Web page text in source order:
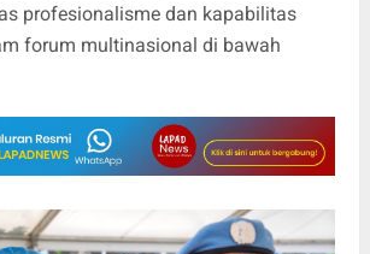
profesionalisme dan kapabilitas
forum multinasional di bawah